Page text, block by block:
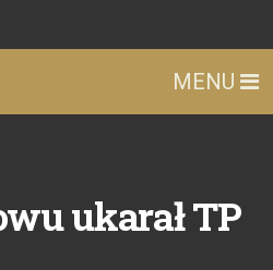
MENU
ukarał TP